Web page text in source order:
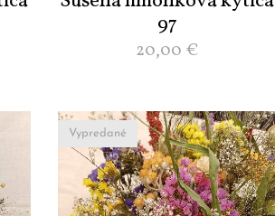
97
20,00 €
Vypredané